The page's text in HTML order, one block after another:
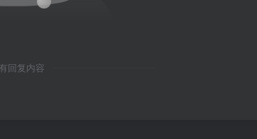
回复内容